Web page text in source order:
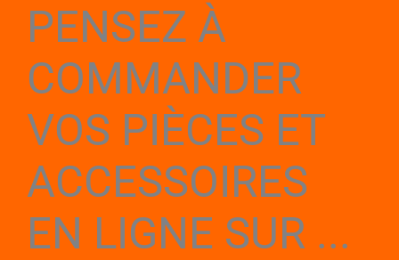
PENSEZ À
COMMANDER
VOS PIÈCES ET
ACCESSOIRES
EN LIGNE SUR ...